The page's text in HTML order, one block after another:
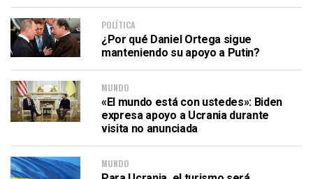
POLÍTICA
¿Por qué Daniel Ortega sigue
manteniendo su apoyo a Putin?
MUNDO
«El mundo está con ustedes»: Biden
expresa apoyo a Ucrania durante
visita no anunciada
MUNDO